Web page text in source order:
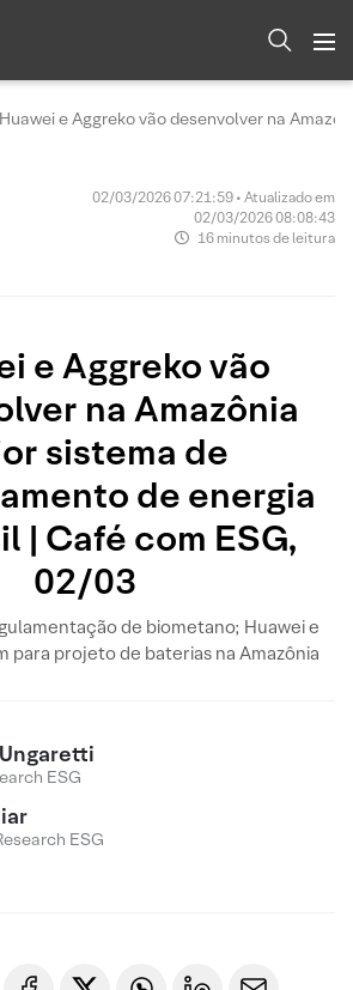
Huawei e Aggreko vão desenvolver na
02/03/2026 07:21:59 • Atualizado em
02/03/2026 08:08:43
16 minutos de leitura
e Aggreko vão
na Amazônia
sistema de
de energia
| Café com ESG,
02/03
de biometano; Huawei e
para projeto de baterias na Amazônia
ESG
ESG